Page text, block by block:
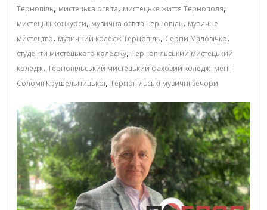
Тернопіль, мистецька освіта, мистецьке життя Тернополя,
мистецькі конкурси, музична освіта Тернопіль, музичне
мистецтво, музичний коледж Тернопіль, Сергій Маловічко,
студенти мистецького коледжу,Тернопільський мистецький
коледж,Тернопільський мистецький фаховий коледж імені
Соломії Крушельницької,Тернопільські музичні вечори